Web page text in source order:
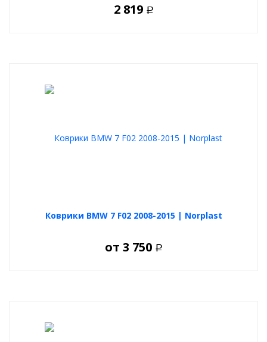
2 819 Р
Коврики BMW 7 F02 2008-2015 | Norplast
от 3 750 Р